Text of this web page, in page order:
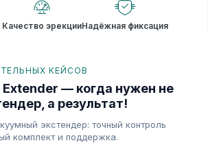
Качество эрекцииНадёжная фиксация
КЕЙСОВ
Extender — когда нужен не
а результат!
экстендер: точный контроль
комплект и поддержка.